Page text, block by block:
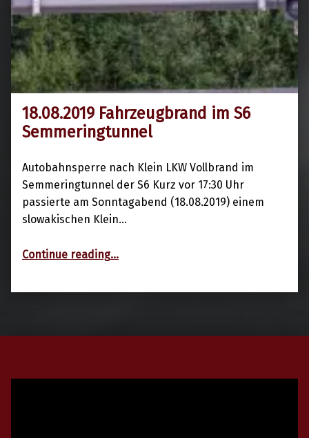
18.08.2019 Fahrzeugbrand im S6
Semmeringtunnel
Autobahnsperre nach Klein LKW Vollbrand im
Semmeringtunnel der S6 Kurz vor 17:30 Uhr
passierte am Sonntagabend (18.08.2019) einem
slowakischen Klein…
Continue reading“18.08.2019 Fahrzeugbrand im S6 Semmeringtunnel”
…
19. August 2019